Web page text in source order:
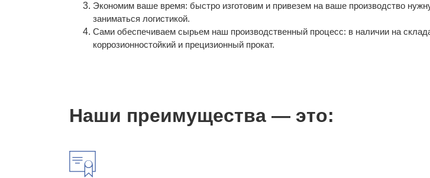
Экономим ваше время: быстро изготовим и привезем на ваше производство
заниматься логистикой.
Сами обеспечиваем сырьем наш производственный процесс: в наличии на
коррозионностойкий и прецизионный прокат.
Наши преимущества — это: